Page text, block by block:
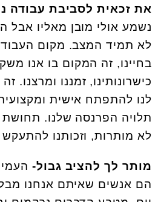
את זכאית לסביבת עבודה
נשמע אולי מובן מאליו אבל
לא תמיד המצב. מקום
בחיינו, זה המקום בו אנו
כישרונותינו, זמננו
לנו להתפתח אישית
תלויה הפרנסה שלנו. תחושת
לא מותרות, וזכותנו
מותר לך להציב גבול-
הם אנשים שאיתם אנחנו